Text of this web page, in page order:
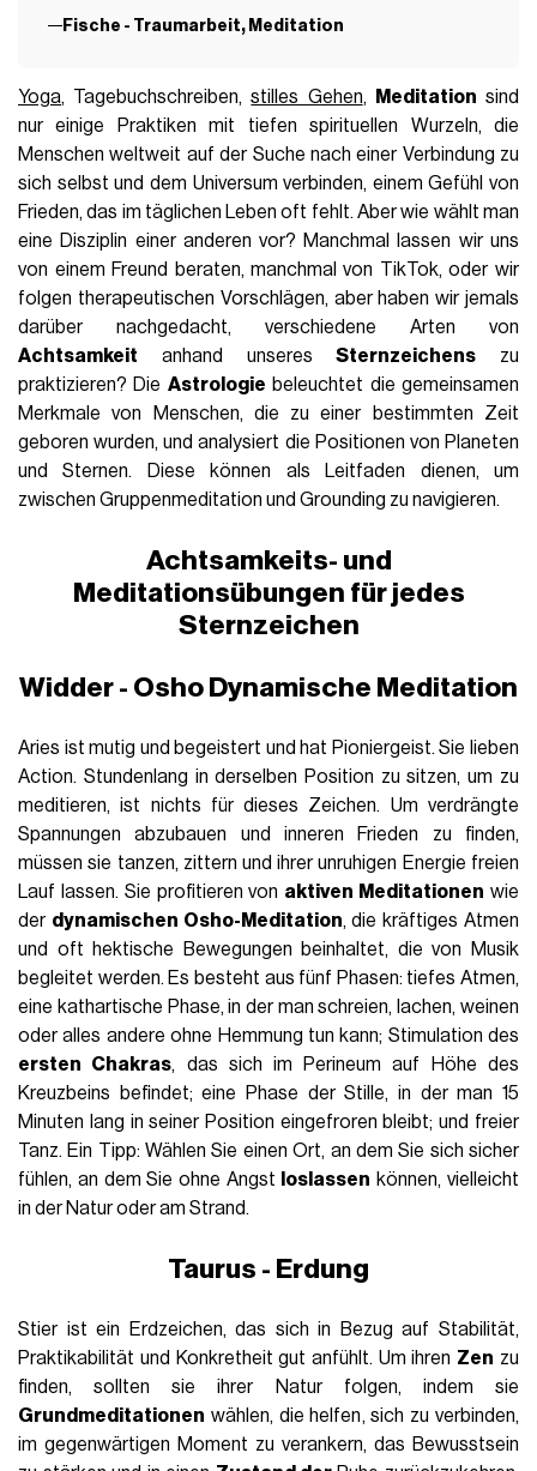
Fische - Traumarbeit, Meditation
Yoga, Tagebuchschreiben,stilles Gehen, Meditation sind
nur einige Praktiken mit tiefen spirituellen Wurzeln, die
Menschen weltweit auf der Suche nach einer Verbindung zu
sich selbst und dem Universum verbinden, einem Gefühl von
Frieden, das im täglichen Leben oft fehlt. Aber wie wählt man
eine Disziplin einer anderen vor? Manchmal lassen wir uns
von einem Freund beraten, manchmal von TikTok, oder wir
folgen therapeutischen Vorschlägen, aber haben wir jemals
darüber nachgedacht, verschiedene Arten von
Achtsamkeit anhand unseresSternzeichens zu
praktizieren? Die Astrologie beleuchtet die gemeinsamen
Merkmale von Menschen, die zu einer bestimmten Zeit
geboren wurden, und analysiert die Positionen von Planeten
und Sternen. Diese können als Leitfaden dienen, um
zwischen Gruppenmeditation und Grounding zu navigieren.
Achtsamkeits- und
Meditationsübungen für jedes
Sternzeichen
Widder - Osho Dynamische Meditation
Aries ist mutig und begeistert und hat Pioniergeist. Sie lieben
Action. Stundenlang in derselben Position zu sitzen, um zu
meditieren, ist nichts für dieses Zeichen. Um verdrängte
Spannungen abzubauen und inneren Frieden zu finden,
müssen sie tanzen, zittern und ihrer unruhigen Energie freien
Lauf lassen. Sie profitieren von aktiven Meditationen wie
der dynamischen Osho-Meditation, die kräftiges Atmen
und oft hektische Bewegungen beinhaltet, die von Musik
begleitet werden. Es besteht aus fünf Phasen: tiefes Atmen,
eine kathartische Phase, in der man schreien, lachen, weinen
oder alles andere ohne Hemmung tun kann; Stimulation des
ersten Chakras, das sich im Perineum auf Höhe des
Kreuzbeins befindet; eine Phase der Stille, in der man 15
Minuten lang in seiner Position eingefroren bleibt; und freier
Tanz. Ein Tipp: Wählen Sie einen Ort, an dem Sie sich sicher
fühlen, an dem Sie ohne Angst
loslassen können, vielleicht
in der Natur oder am Strand.
Taurus - Erdung
Stier ist ein Erdzeichen, das sich in Bezug auf Stabilität,
Praktikabilität und Konkretheit gut anfühlt. Um ihren Zen zu
finden, sollten sie ihrer Natur folgen, indem sie
Grundmeditationen wählen, die helfen, sich zu verbinden,
im gegenwärtigen Moment zu verankern, das Bewusstsein